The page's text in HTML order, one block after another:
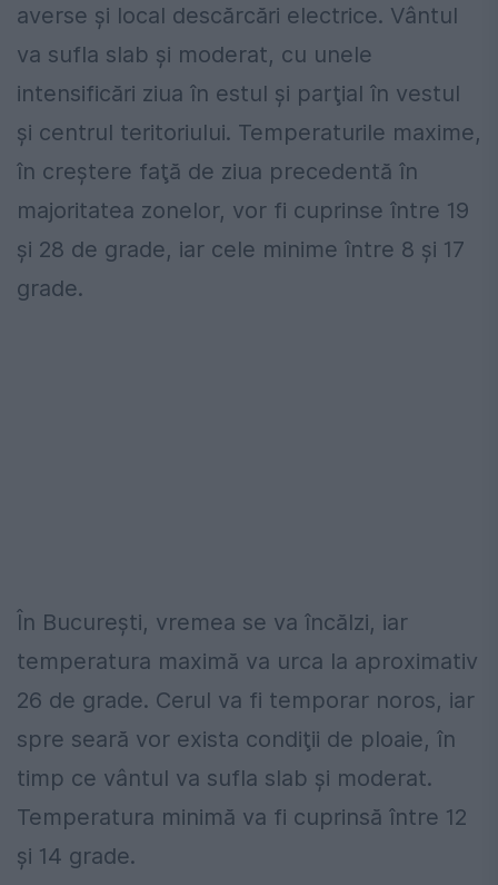
averse şi local descărcări electrice. Vântul
va sufla slab şi moderat, cu unele
intensificări ziua în estul şi parţial în vestul
şi centrul teritoriului. Temperaturile maxime,
în creştere faţă de ziua precedentă în
majoritatea zonelor, vor fi cuprinse între 19
şi 28 de grade, iar cele minime între 8 şi 17
grade.
În Bucureşti, vremea se va încălzi, iar
temperatura maximă va urca la aproximativ
26 de grade. Cerul va fi temporar noros, iar
spre seară vor exista condiţii de ploaie, în
timp ce vântul va sufla slab şi moderat.
Temperatura minimă va fi cuprinsă între 12
şi 14 grade.